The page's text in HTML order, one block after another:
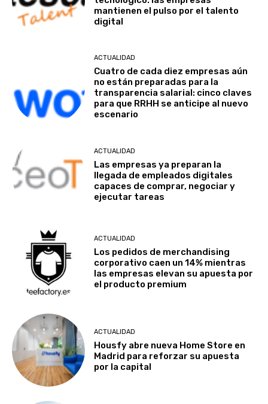
mantienen el pulso por el talento
digital
ACTUALIDAD
Cuatro de cada diez empresas aún
no están preparadas para la
transparencia salarial: cinco claves
para que RRHH se anticipe al nuevo
escenario
ACTUALIDAD
Las empresas ya preparan la
llegada de empleados digitales
capaces de comprar, negociar y
ejecutar tareas
ACTUALIDAD
Los pedidos de merchandising
corporativo caen un 14% mientras
las empresas elevan su apuesta por
el producto premium
ACTUALIDAD
Housfy abre nueva Home Store en
Madrid para reforzar su apuesta
por la capital